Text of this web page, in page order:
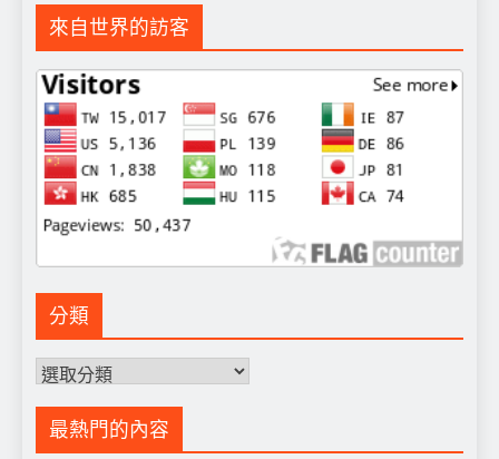
價
格：
NT$6,000。
格：
NT$3,980。
來自世界的訪客
分類
分
最熱門的內容